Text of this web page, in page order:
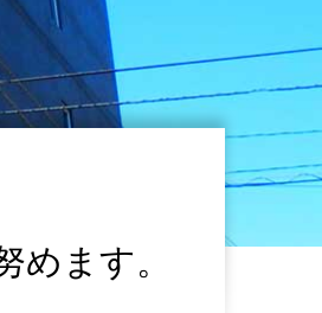
めます。